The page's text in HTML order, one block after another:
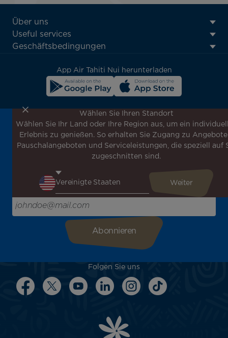
ATN:
Footer
menu
Über uns
Useful services
Geschäftsbedingungen
App Air Tahiti Nui herunterladen
Melden Sie sich für unseren Newsletter an, um die
neuesten Nachrichten zu erhalten!
Erhalten Sie unsere verschiedenen Sonderangebote und
Aktionen vor allen anderen, entdecken Sie unsere
inspirieren!
Bitte geben Sie hier Ihre E-Mail-Adresse ein
Folgen Sie uns
Wählen Sie Ihren Standort
Wählen Sie Ihr Land oder Ihre Region aus, um ein
Erlebnis zu genießen. So erhalten Sie Zugang zu
Pauschalangeboten und Serviceleistungen, die speziell auf
zugeschnitten sind.